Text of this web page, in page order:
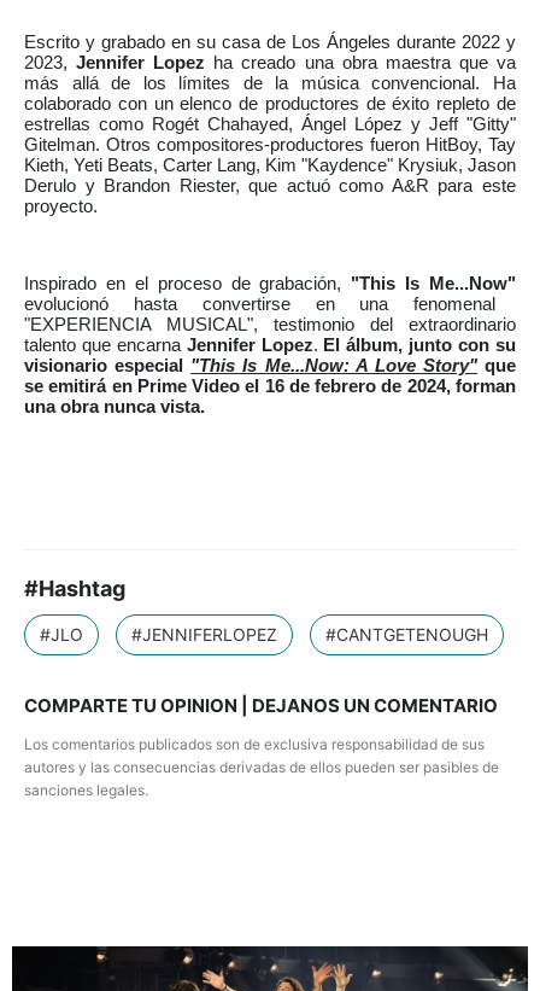
Escrito y grabado en su casa de Los Ángeles durante 2022 y
2023,Jennifer Lopez ha creado una obra maestra que va
más allá de los límites de la música convencional. Ha
colaborado con un elenco de productores de éxito repleto de
estrellas como Rogét Chahayed, Ángel López y Jeff "Gitty"
Gitelman. Otros compositores-productores fueron HitBoy, Tay
Kieth, Yeti Beats, Carter Lang, Kim "Kaydence" Krysiuk, Jason
Derulo y Brandon Riester, que actuó como A&R para este
proyecto.
Inspirado en el proceso de grabación, "This Is Me...Now"
evolucionó hasta convertirse en una fenomenal
"EXPERIENCIA MUSICAL", testimonio del extraordinario
talento que encarna Jennifer Lopez. El álbum, junto con su
visionario especial "This Is Me...Now: A Love Story" que
se emitirá en Prime Video el 16 de febrero de 2024, forman
una obra nunca vista.
#Hashtag
#JLO #JENNIFERLOPEZ #CANTGETENOUGH
COMPARTE TU OPINION | DEJANOS UN COMENTARIO
Los comentarios publicados son de exclusiva responsabilidad de sus
autores y las consecuencias derivadas de ellos pueden ser pasibles de
sanciones legales.